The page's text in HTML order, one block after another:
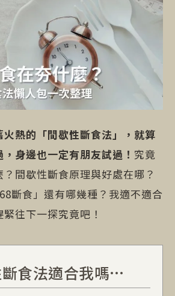
熱的「間歇性斷食法」，就算
身邊也一定有朋友試過！ 究竟
間歇性斷食原理與好處在哪？
斷食」還有哪幾種？我適不適合
往下一探究竟吧！
食法適合我嗎…